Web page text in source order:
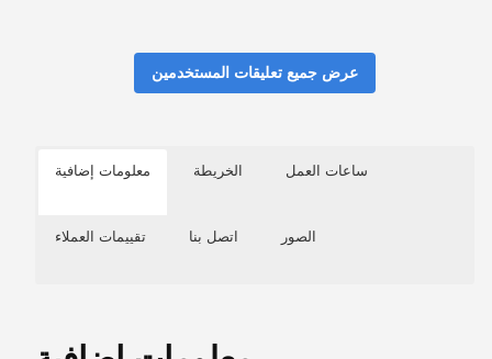
عرض جميع تعليقات المستخدمين
معلومات إضافية الخريطة ساعات العمل
تقييمات العملاء اتصل بنا الصور